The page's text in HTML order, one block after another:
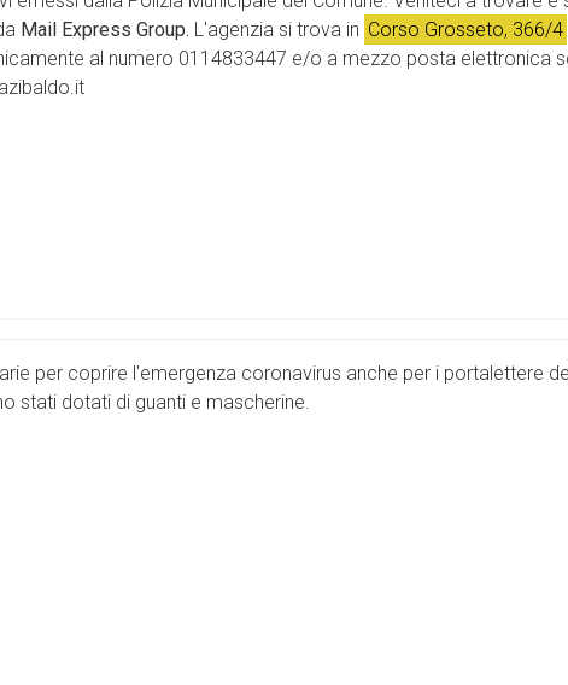
Mail Express Group. L'agenzia si trova in Corso Grosseto, 366/4
al numero 0114833447 e/o a mezzo posta elettronica
per coprire l'emergenza coronavirus anche per i portalettere
stati dotati di guanti e mascherine.